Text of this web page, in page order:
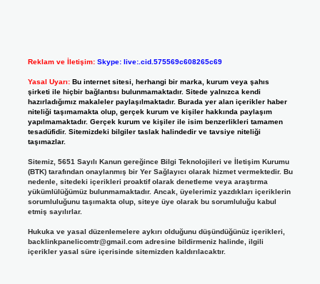
Reklam ve İletişim: Skype: live:.cid.575569c608265c69
Yasal Uyarı: Bu internet sitesi, herhangi bir marka, kurum veya şahıs
şirketi ile hiçbir bağlantısı bulunmamaktadır. Sitede yalnızca kendi
hazırladığımız makaleler paylaşılmaktadır. Burada yer alan içerikler haber
niteliği taşımamakta olup, gerçek kurum ve kişiler hakkında paylaşım
yapılmamaktadır. Gerçek kurum ve kişiler ile isim benzerlikleri tamamen
tesadüfidir. Sitemizdeki bilgiler taslak halindedir ve tavsiye niteliği
taşımazlar.
Sitemiz, 5651 Sayılı Kanun gereğince Bilgi Teknolojileri ve İletişim Kurumu
(BTK) tarafından onaylanmış bir Yer Sağlayıcı olarak hizmet vermektedir. Bu
nedenle, sitedeki içerikleri proaktif olarak denetleme veya araştırma
yükümlülüğümüz bulunmamaktadır. Ancak, üyelerimiz yazdıkları içeriklerin
sorumluluğunu taşımakta olup, siteye üye olarak bu sorumluluğu kabul
etmiş sayılırlar.
Hukuka ve yasal düzenlemelere aykırı olduğunu düşündüğünüz içerikleri,
backlinkpanelicomtr@gmail.comadresine bildirmeniz halinde, ilgili
içerikler yasal süre içerisinde sitemizden kaldırılacaktır.